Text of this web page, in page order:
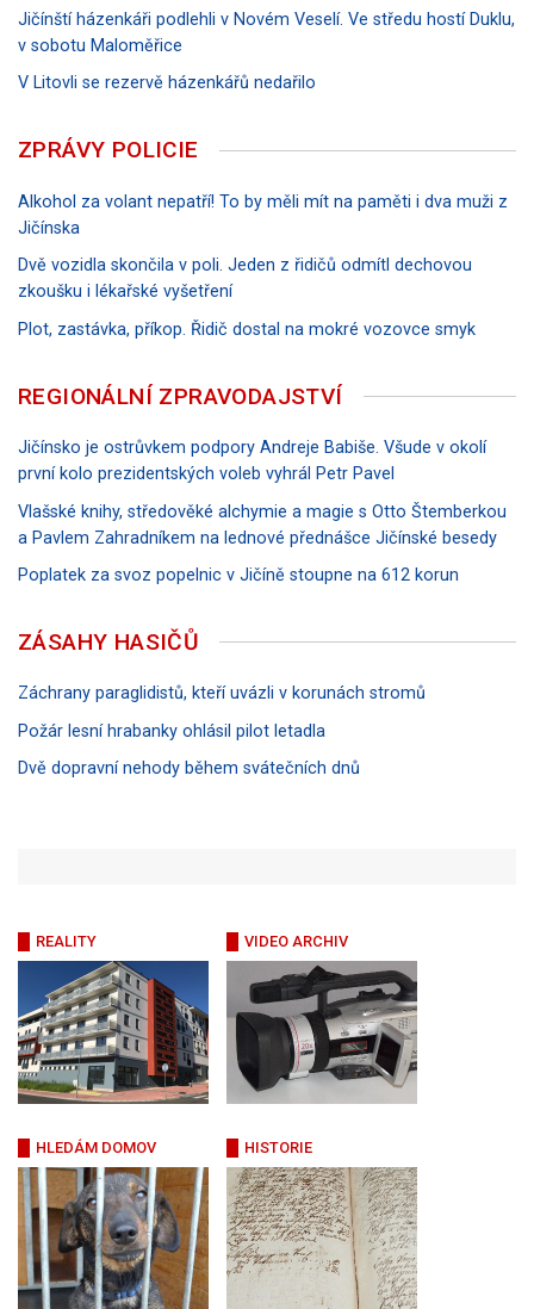
Jičínští házenkáři podlehli v Novém Veselí. Ve středu hostí Duklu,
v sobotu Maloměřice
V Litovli se rezervě házenkářů nedařilo
ZPRÁVY POLICIE
Alkohol za volant nepatří! To by měli mít na paměti i dva muži z
Jičínska
Dvě vozidla skončila v poli. Jeden z řidičů odmítl dechovou
zkoušku i lékařské vyšetření
Plot, zastávka, příkop. Řidič dostal na mokré vozovce smyk
REGIONÁLNÍ ZPRAVODAJSTVÍ
Jičínsko je ostrůvkem podpory Andreje Babiše. Všude v okolí
první kolo prezidentských voleb vyhrál Petr Pavel
Vlašské knihy, středověké alchymie a magie s Otto Štemberkou
a Pavlem Zahradníkem na lednové přednášce Jičínské besedy
Poplatek za svoz popelnic v Jičíně stoupne na 612 korun
ZÁSAHY HASIČŮ
Záchrany paraglidistů, kteří uvázli v korunách stromů
Požár lesní hrabanky ohlásil pilot letadla
Dvě dopravní nehody během svátečních dnů
REALITY VIDEO ARCHIV
HLEDÁM DOMOV HISTORIE